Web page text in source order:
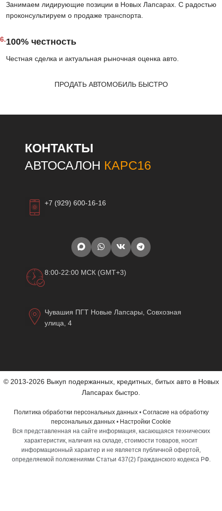
Занимаем лидирующие позиции в Новых Лапсарах. С радостью
проконсультируем о продаже транспорта.
6.100% честность
Честная сделка и актуальная рыночная оценка авто.
ПРОДАТЬ АВТОМОБИЛЬ БЫСТРО
КОНТАКТЫ
АВТОСАЛОН КАРС16
+7 (929) 600-16-16
8:00-22:00 МСК (GMT+3)
Чувашия ПГТ Новые Лапсары, Совхозная
улица, 4
© 2013-2026 Выкуп подержанных, кредитных, битых авто в Новых
Лапсарах быстро.
Политика обработки персональных данных• Согласие на обработку
персональных данных • Настройки Cookie
Вся представленная на сайте информация, касающаяся технических
характеристик, наличия на складе, стоимости товаров, носит
информационный характер и не является публичной офертой,
определяемой положениями Статьи 437(2) Гражданского кодекса РФ.